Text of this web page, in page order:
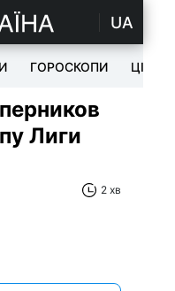
UA
ГОРОСКОПИ ЦІКАВЕ
Лиги
2 хв